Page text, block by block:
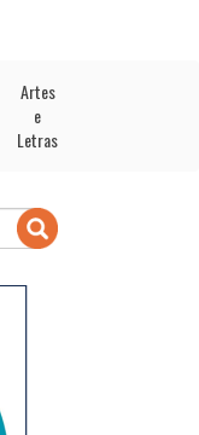
Artes
e
Letras